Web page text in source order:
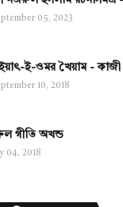
05, 2023
ই-ওমর খৈয়াম -
10, 2018
গীতি অখন্ড
04, 2018